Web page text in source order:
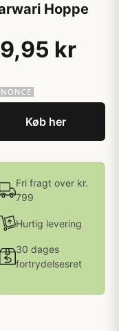
Hoppe
kr
Køb her
Fri fragt over kr.
799
Hurtig levering
30 dages
fortrydelsesret